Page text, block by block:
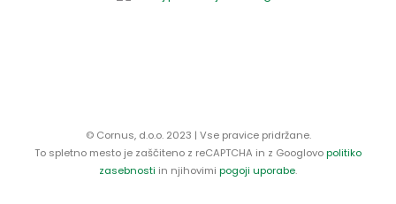
© Cornus, d.o.o. 2023 | Vse pravice pridržane.
To spletno mesto je zaščiteno z reCAPTCHA in z Googlovopolitiko
zasebnosti in njihovimi pogoji uporabe.